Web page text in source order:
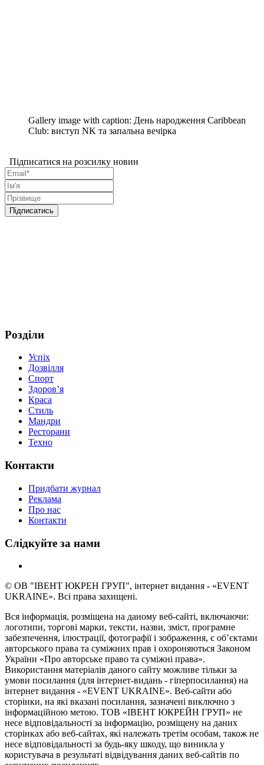
Gallery image with caption: День народження Caribbean
Club: виступ NK та запальна вечірка
Підписатися на розсилку новин
Розділи
Успіх
Дозвілля
Спорт
Здоров’я
Краса
Стиль
Мандри
Ресторани
Техно
Контакти
Придбати журнал
Реклама
Про нас
Контакти
Слідкуйте за нами
© ОВ "ІВЕНТ ЮКРЕН ГРУП", інтернет видання - «EVENT
UKRAINE». Всі права захищені.
Вся інформація, розміщена на даному веб-сайті, включаючи:
логотипи, торгові марки, тексти, назви, зміст, програмне
забезпечення, ілюстрації, фотографії і зображення, є об’єктами
авторського права та суміжних прав і охороняються Законом
України «Про авторське право та суміжні права».
Використання матеріалів даного сайту можливе тільки за
умови посилання (для інтернет-видань - гіперпосилання) на
інтернет видання - «EVENT UKRAINE». Веб-сайти або
сторінки, на які вказані посилання, зазначені виключно з
інформаційною метою. ТОВ «ІВЕНТ ЮКРЕЙН ГРУП» не
несе відповідальності за інформацію, розміщену на даних
сторінках або веб-сайтах, які належать третім особам, також не
несе відповідальності за будь-яку шкоду, що виникла у
користувача в результаті відвідування даних веб-сайтів по